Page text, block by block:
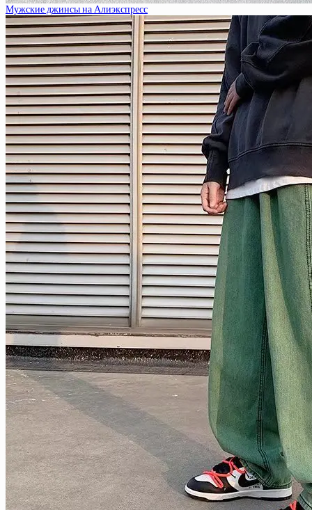
Мужские джинсы на Алиэкспресс